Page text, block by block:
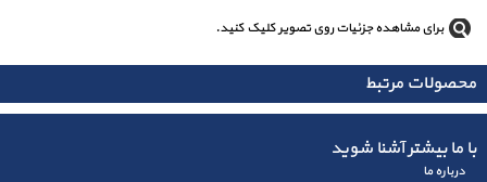
برای مشاهده جزئیات روی تصویر کلیک کنید.
محصولات مرتبط
با ما بیشتر آشنا شوید
درباره ما